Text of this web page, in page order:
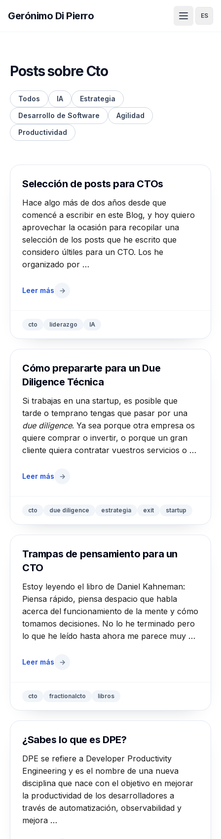
Gerónimo Di Pierro ES
Posts sobre Cto
Todos IA
Estrategia
Desarrollo de Software
Agilidad
Productividad
Selección de posts para CTOs
Hace algo más de dos años desde que
comencé a escribir en este Blog, y hoy quiero
aprovechar la ocasión para recopilar una
selección de los posts que he escrito que
considero últiles para un CTO. Los he
organizado por …
Leer más →
cto liderazgo IA
Cómo prepararte para un Due
Diligence Técnica
Si trabajas en una startup, es posible que
tarde o temprano tengas que pasar por una
due diligence. Ya sea porque otra empresa os
quiere comprar o invertir, o porque un gran
cliente quiera contratar vuestros servicios o …
Leer más →
cto due diligence estrategia exit startup
Trampas de pensamiento para un
CTO
Estoy leyendo el libro de Daniel Kahneman:
Piensa rápido, piensa despacio que habla
acerca del funcionamiento de la mente y cómo
tomamos decisiones. No lo he terminado pero
lo que he leído hasta ahora me parece muy …
Leer más →
cto fractionalcto libros
¿Sabes lo que es DPE?
DPE se refiere a Developer Productivity
Engineering y es el nombre de una nueva
disciplina que nace con el objetivo en mejorar
la productividad de los desarrolladores a
través de automatización, observabilidad y
mejora …